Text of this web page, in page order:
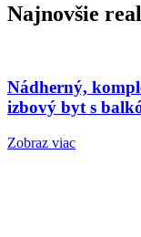
Najnovšie
Nádherný,
izbový byt s
Zobraz viac